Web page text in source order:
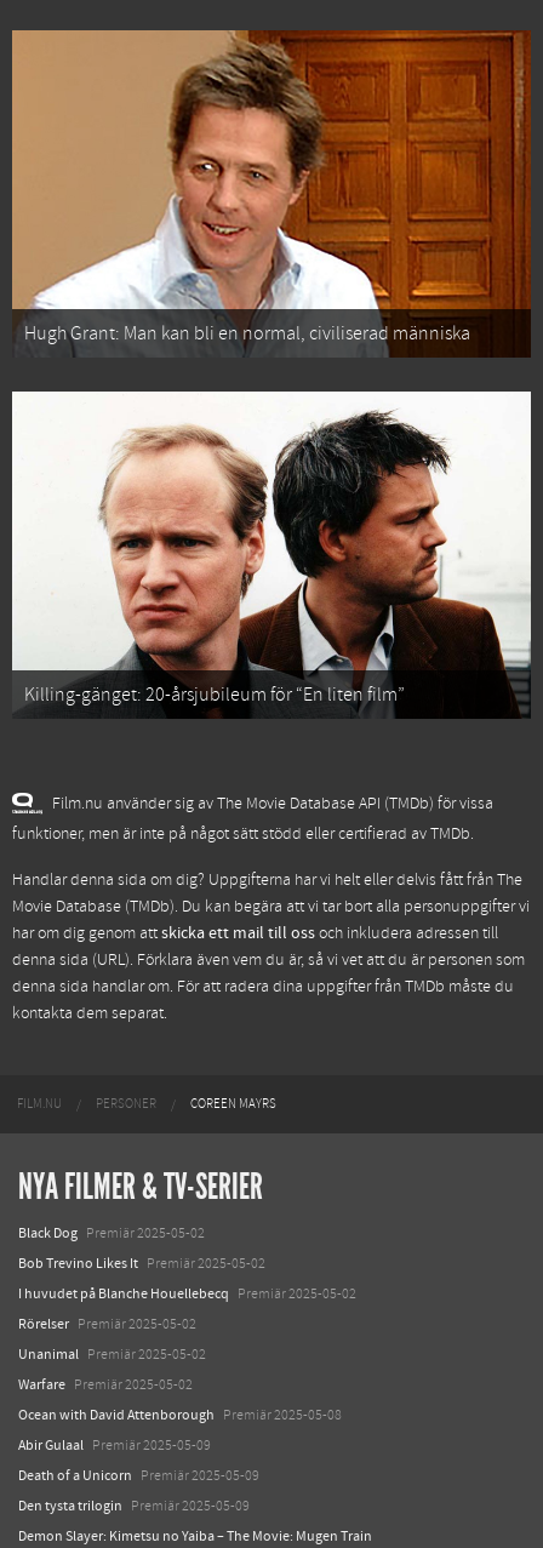
Hugh Grant: Man kan bli en normal, civiliserad människa
Killing-gänget: 20-årsjubileum för “En liten film”
Film.nu använder sig av The Movie Database API (TMDb) för vissa
funktioner, men är inte på något sätt stödd eller certifierad av TMDb.
Handlar denna sida om dig? Uppgifterna har vi helt eller delvis fått frånThe
Movie Database (TMDb). Du kan begära att vi tar bort alla personuppgifter vi
har om dig genom attskicka ett mail till ossoch inkludera adressen till
denna sida (URL). Förklara även vem du är, så vi vet att du är personen som
denna sida handlar om. För att radera dina uppgifter från TMDb måste du
kontakta dem separat.
FILM.NU PERSONER COREEN MAYRS
NYA FILMER & TV-SERIER
Black Dog Premiär 2025-05-02
Bob Trevino Likes It Premiär 2025-05-02
I huvudet på Blanche Houellebecq Premiär 2025-05-02
Rörelser Premiär 2025-05-02
Unanimal Premiär 2025-05-02
Warfare Premiär 2025-05-02
Ocean with David Attenborough Premiär 2025-05-08
Abir Gulaal Premiär 2025-05-09
Death of a Unicorn Premiär 2025-05-09
Den tysta trilogin Premiär 2025-05-09
Demon Slayer: Kimetsu no Yaiba – The Movie: Mugen Train